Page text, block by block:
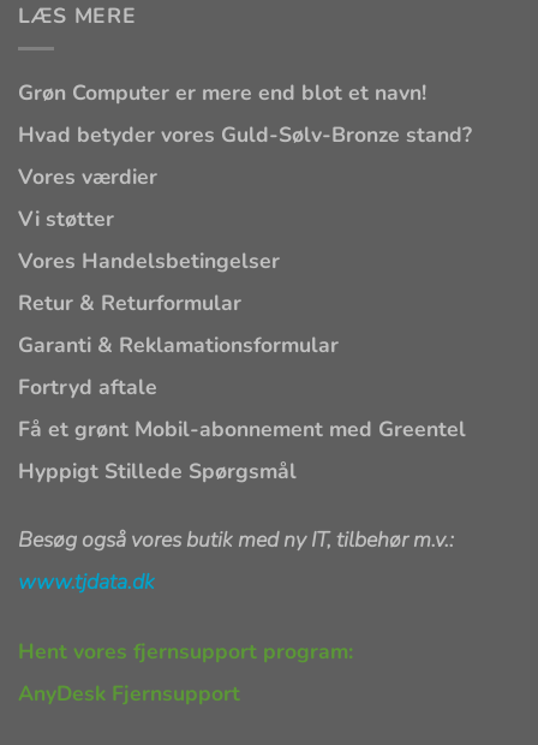
LÆS MERE
Grøn Computer er mere end blot et navn!
Hvad betyder vores Guld-Sølv-Bronze stand?
Vores værdier
Vi støtter
Vores Handelsbetingelser
Retur & Returformular
Garanti & Reklamationsformular
Fortryd aftale
Få et grønt Mobil-abonnement med Greentel
Hyppigt Stillede Spørgsmål
Besøg også vores butik med ny IT, tilbehør m.v.:
www.tjdata.dk
Hent vores fjernsupport program:
AnyDesk Fjernsupport